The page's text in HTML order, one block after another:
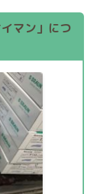
マン」につ